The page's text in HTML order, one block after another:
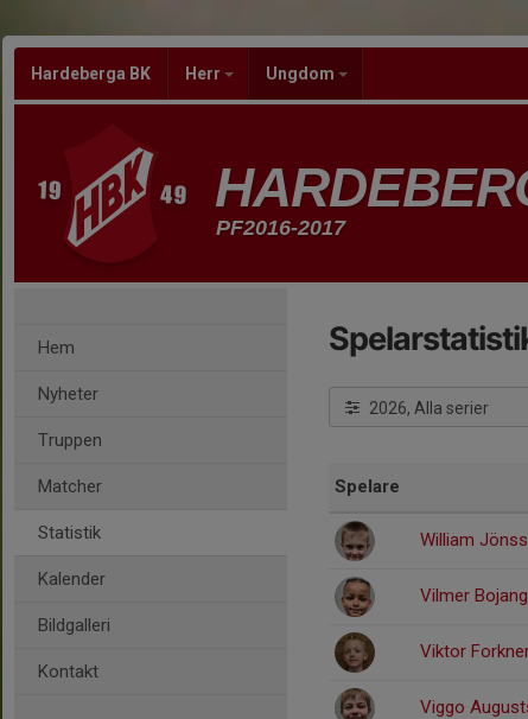
Hardeberga BK Herr Ungdom
PF2016-2017
Hem
Nyheter
Truppen
Matcher
Statistik
Kalender
Bildgalleri
Kontakt
2026, Alla serier
Spelare
William
Vilmer Bojang
Viktor
Viggo